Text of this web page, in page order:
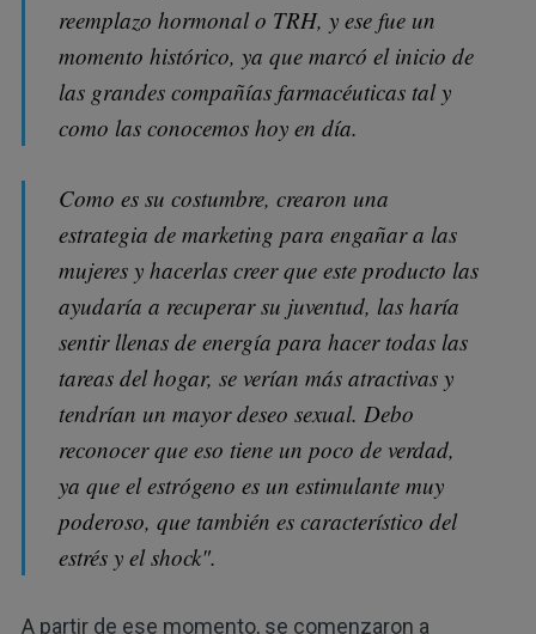
reemplazo hormonal o TRH, y ese fue un
momento histórico, ya que marcó el inicio de
las grandes compañías farmacéuticas tal y
como las conocemos hoy en día.
Como es su costumbre, crearon una
estrategia de marketing para engañar a las
mujeres y hacerlas creer que este producto las
ayudaría a recuperar su juventud, las haría
sentir llenas de energía para hacer todas las
tareas del hogar, se verían más atractivas y
tendrían un mayor deseo sexual. Debo
reconocer que eso tiene un poco de verdad,
ya que el estrógeno es un estimulante muy
poderoso, que también es característico del
estrés y el shock".
A partir de ese momento, se comenzaron a